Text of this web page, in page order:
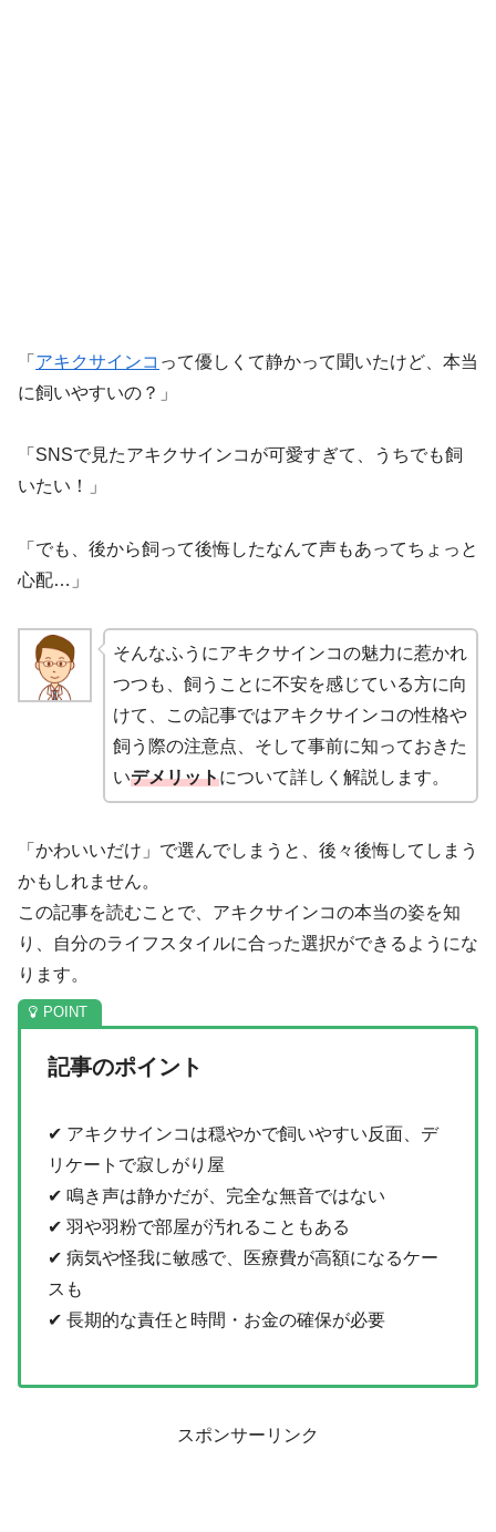
「 アキクサインコ って優しくて静かって聞いたけど、本当
に飼いやすいの？」
「SNSで見たアキクサインコが可愛すぎて、うちでも飼
いたい！」
「でも、後から飼って後悔したなんて声もあってちょっと
心配…」
そんなふうにアキクサインコの魅力に惹かれ
つつも、飼うことに不安を感じている方に向
けて、この記事ではアキクサインコの性格や
飼う際の注意点、そして事前に知っておきた
いデメリットについて詳しく解説します。
「かわいいだけ」で選んでしまうと、後々後悔してしまう
かもしれません。
この記事を読むことで、アキクサインコの本当の姿を知
り、自分のライフスタイルに合った選択ができるようにな
ります。
記事のポイント
✔ アキクサインコは穏やかで飼いやすい反面、デ
リケートで寂しがり屋
✔ 鳴き声は静かだが、完全な無音ではない
✔ 羽や羽粉で部屋が汚れることもある
✔ 病気や怪我に敏感で、医療費が高額になるケー
スも
✔ 長期的な責任と時間・お金の確保が必要
スポンサーリンク